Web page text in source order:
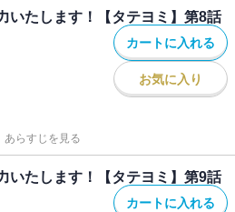
いたします！【タテヨミ】第8話
カートに入れる
お気に入り
あらすじを見る
いたします！【タテヨミ】第9話
カートに入れる